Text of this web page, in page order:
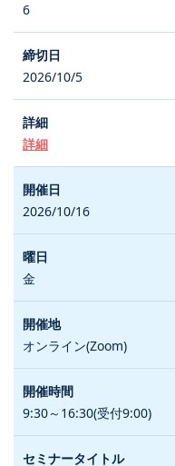
6
2026/10/5
詳細
2026/10/16
金
オンライン(Zoom)
9:30～16:30(受付9:00)